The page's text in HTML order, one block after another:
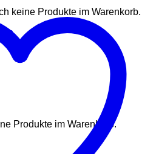
keine Produkte im Warenkorb.
Produkte im Warenkorb.